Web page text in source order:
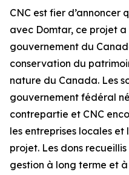
CNC est fier d’annoncer
avec Domtar, ce projet
gouvernement du
conservation du
nature du Canada. Les
gouvernement fédéral
contrepartie et CNC
les entreprises locales
projet. Les dons
gestion à long terme et à